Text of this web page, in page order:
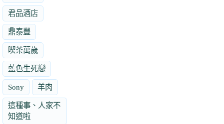
君品酒店
鼎泰豐
喫茶萬歲
藍色生死戀
Sony 羊肉
這種事、人家不
知道啦